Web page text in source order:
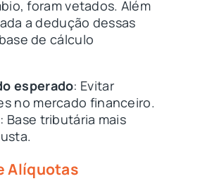
foram vetados. Além
a dedução dessas
de cálculo
esperado: Evitar
no mercado financeiro.
: Base tributária mais
Alíquotas